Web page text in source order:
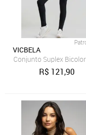
VICBELA
Conjunto Suplex
R$ 121,90